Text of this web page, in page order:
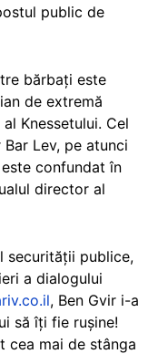
public de
bărbați este
de extremă
Knessetului. Cel
Lev, pe atunci
confundat în
director al
securității publice,
a dialogului
, Ben Gvir i-a
să îți fie rușine!
cea mai de stânga